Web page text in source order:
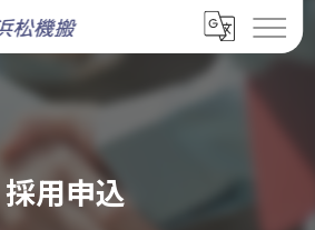
採用申込